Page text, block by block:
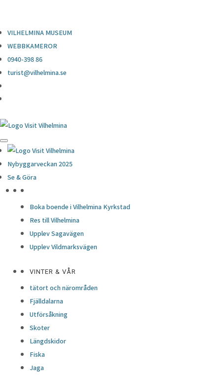
VILHELMINA MUSEUM
WEBBKAMEROR
0940-398 86
turist@vilhelmina.se
Nybyggarveckan 2025
Se & Göra
Boka boende i Vilhelmina Kyrkstad
Res till Vilhelmina
Upplev Sagavägen
Upplev Vildmarksvägen
VINTER & VÅR
tätort och närområden
Fjälldalarna
Utförsåkning
Skoter
Längdskidor
Fiska
Jaga